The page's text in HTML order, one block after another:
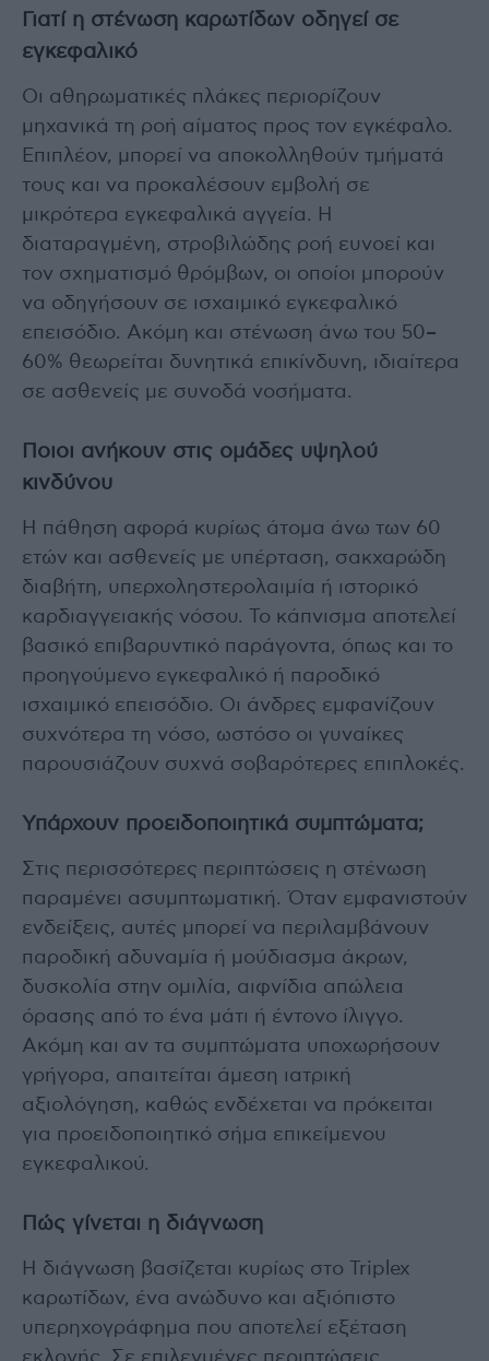
Γιατί η στένωση καρωτίδων οδηγεί σε
εγκεφαλικό
Οι αθηρωματικές πλάκες περιορίζουν
μηχανικά τη ροή αίματος προς τον εγκέφαλο.
Επιπλέον, μπορεί να αποκολληθούν τμήματά
τους και να προκαλέσουν εμβολή σε
μικρότερα εγκεφαλικά αγγεία. Η
διαταραγμένη, στροβιλώδης ροή ευνοεί και
τον σχηματισμό θρόμβων, οι οποίοι μπορούν
να οδηγήσουν σε ισχαιμικό εγκεφαλικό
επεισόδιο. Ακόμη και στένωση άνω του 50–
60% θεωρείται δυνητικά επικίνδυνη, ιδιαίτερα
σε ασθενείς με συνοδά νοσήματα.
Ποιοι ανήκουν στις ομάδες υψηλού
κινδύνου
Η πάθηση αφορά κυρίως άτομα άνω των 60
ετών και ασθενείς με υπέρταση, σακχαρώδη
διαβήτη, υπερχοληστερολαιμία ή ιστορικό
καρδιαγγειακής νόσου. Το κάπνισμα αποτελεί
βασικό επιβαρυντικό παράγοντα, όπως και το
προηγούμενο εγκεφαλικό ή παροδικό
ισχαιμικό επεισόδιο. Οι άνδρες εμφανίζουν
συχνότερα τη νόσο, ωστόσο οι γυναίκες
παρουσιάζουν συχνά σοβαρότερες επιπλοκές.
Υπάρχουν προειδοποιητικά συμπτώματα;
Στις περισσότερες περιπτώσεις η στένωση
παραμένει ασυμπτωματική. Όταν εμφανιστούν
ενδείξεις, αυτές μπορεί να περιλαμβάνουν
παροδική αδυναμία ή μούδιασμα άκρων,
δυσκολία στην ομιλία, αιφνίδια απώλεια
όρασης από το ένα μάτι ή έντονο ίλιγγο.
Ακόμη και αν τα συμπτώματα υποχωρήσουν
γρήγορα, απαιτείται άμεση ιατρική
αξιολόγηση, καθώς ενδέχεται να πρόκειται
για προειδοποιητικό σήμα επικείμενου
εγκεφαλικού.
Πώς γίνεται η διάγνωση
Η διάγνωση βασίζεται κυρίως στο Triplex
καρωτίδων, ένα ανώδυνο και αξιόπιστο
υπερηχογράφημα που αποτελεί εξέταση